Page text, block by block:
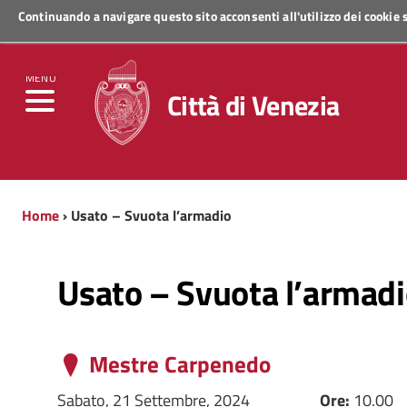
Continuando a navigare questo sito acconsenti all'utilizzo dei
MENU
Regione Veneto
Città di Venezia
Home› Usato – Svuota l’armadio
Usato – Svuota
Mestre Carpenedo
Sabato, 21 Settembre, 2024 Ore: 10.00